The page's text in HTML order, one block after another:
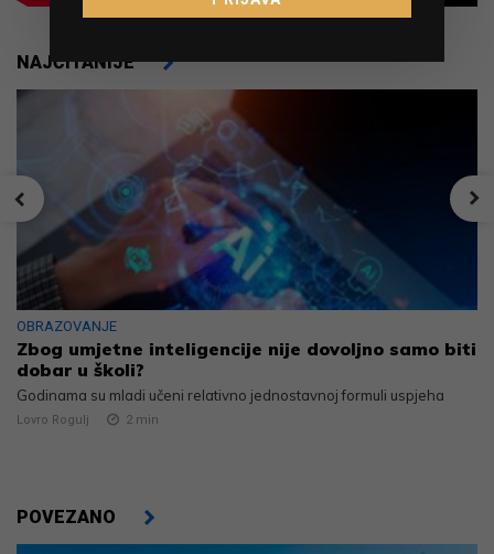
NAJČITANIJE
OBRAZOVANJE
Zbog umjetne inteligencije nije dovoljno samo biti
dobar u školi?
Godinama su mladi učeni relativno jednostavnoj formuli uspjeha
Lovro Rogulj 2 min
POVEZANO